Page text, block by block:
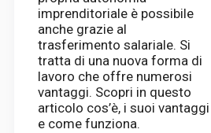
imprenditoriale è possibile
anche grazie al
trasferimento salariale. Si
tratta di una nuova forma di
lavoro che offre numerosi
vantaggi. Scopri in questo
articolo cos’è, i suoi vantaggi
e come funziona.